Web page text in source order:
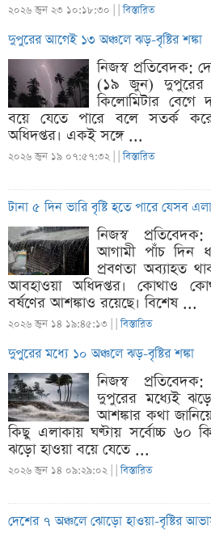
২০২৬ জুন ২৩ ১০:১৮:৩০ | |বিস্তারিত
দুপুরের আগেই ১৩ অঞ্চলে ঝড়-বৃষ্টির শঙ্কা
নিজস্ব প্রতিবেদক:
(১৯ জুন) দুপুরের
কিলোমিটার
বয়ে যেতে পারে বলে সতর্ক
অধিদপ্তর। একই সঙ্গে ...
২০২৬ জুন ১৯ ০৭:৫৭:৩২ | |বিস্তারিত
টানা ৫ দিন ভারি বৃষ্টি হতে পারে যেসব
নিজস্ব
আগামী পাঁচ দিন
প্রবণতা অব্যাহত
আবহাওয়া অধিদপ্তর। কোথাও
বর্ষণের আশঙ্কাও রয়েছে। বিশেষ ...
২০২৬ জুন ১৪ ১৯:৪৫:১৩ | |বিস্তারিত
দুপুরের মধ্যে ১০ অঞ্চলে ঝড়-বৃষ্টির শঙ্কা
নিজস্ব
দুপুরের মধ্যেই
আশঙ্কার কথা
কিছু এলাকায় ঘণ্টায় সর্বোচ্চ ৬০
ঝড়ো হাওয়া বয়ে যেতে ...
২০২৬ জুন ১৪ ০৯:২৯:০২ | |বিস্তারিত
দেশের ৭ অঞ্চলে ঝোড়ো হাওয়া-বৃষ্টির